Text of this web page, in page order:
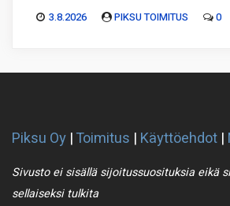
3.8.2026 PIKSU TOIMITUS 0
Piksu Oy |Toimitus | Käyttöehdot |
Sivusto ei sisällä sijoitussuosituksia eikä
sellaiseksi tulkita